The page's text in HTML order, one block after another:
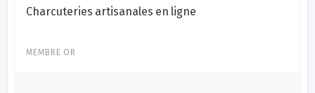
Charcuteries artisanales en ligne
MEMBRE OR